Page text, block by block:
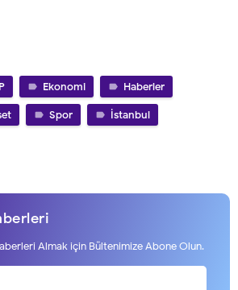
Ekonomi Haberler
Spor İstanbul
Almak için Bültenimize Abone Olun.